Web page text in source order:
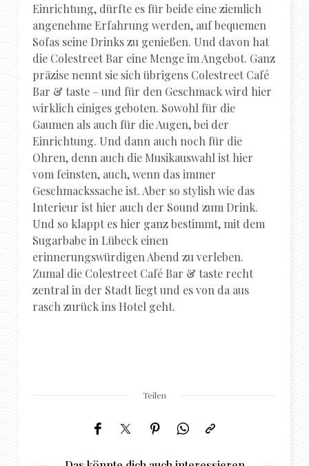
Einrichtung, dürfte es für beide eine ziemlich
angenehme Erfahrung werden, auf bequemen
Sofas seine Drinks zu genießen. Und davon hat
die Colestreet Bar eine Menge im Angebot. Ganz
präzise nennt sie sich übrigens Colestreet Café
Bar & taste – und für den Geschmack wird hier
wirklich einiges geboten. Sowohl für die
Gaumen als auch für die Augen, bei der
Einrichtung. Und dann auch noch für die
Ohren, denn auch die Musikauswahl ist hier
vom feinsten, auch, wenn das immer
Geschmackssache ist. Aber so stylish wie das
Interieur ist hier auch der Sound zum Drink.
Und so klappt es hier ganz bestimmt, mit dem
Sugarbabe in Lübeck einen
erinnerungswürdigen Abend zu verleben.
Zumal die Colestreet Café Bar & taste recht
zentral in der Stadt liegt und es von da aus
rasch zurück ins Hotel geht.
Teilen